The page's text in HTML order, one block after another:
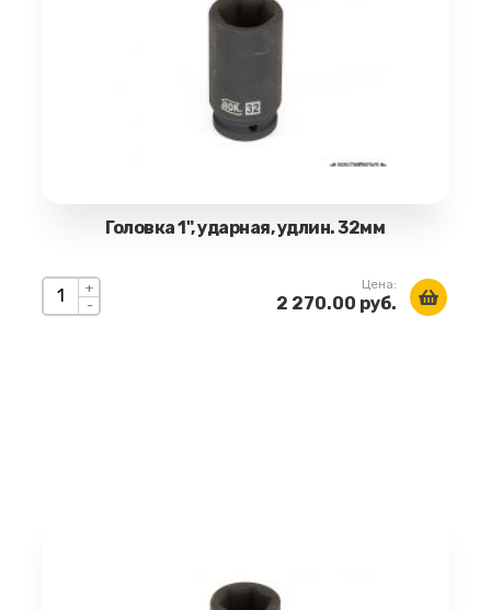
Головка 1", ударная, удлин. 32мм
+
-
Цена:
2 270.00 руб.